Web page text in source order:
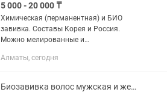
5 000 - 20 000 ₸
Химическая (перманентная) и БИО
завивка. Составы Корея и Россия.
Можно мелированные и
Индивидуальный подбор составов.
зависимости от...
Алматы, сегодня
Биозавивка волос мужская и женская